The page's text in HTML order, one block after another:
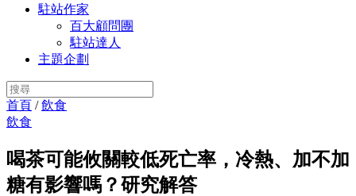
駐站作家
百大顧問團
駐站達人
主題企劃
首頁 /飲食
飲食
喝茶可能攸關較低死亡率，冷熱、加不加
糖有影響嗎？研究解答